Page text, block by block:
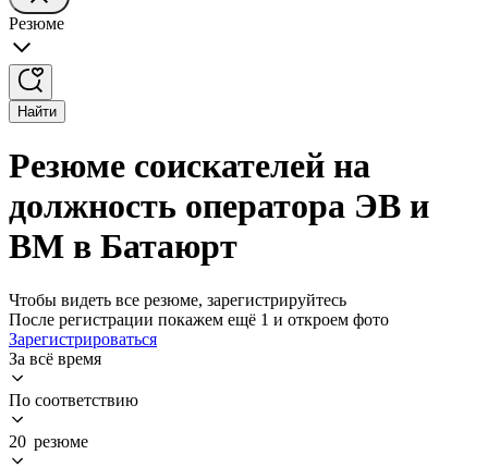
Резюме
Найти
Резюме соискателей на
должность оператора ЭВ и
ВМ в Батаюрт
Чтобы видеть все резюме, зарегистрируйтесь
После регистрации покажем ещё 1 и откроем фото
Зарегистрироваться
За всё время
По соответствию
20 резюме